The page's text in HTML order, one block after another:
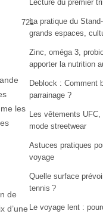
721
les
de
d’une
Lecture du premier
La pratique du
grands espaces,
Zinc, oméga 3,
apporter la nutrition
Deblock : Comment
parrainage ?
Les vêtements
mode streetwear
Astuces pratiques
voyage
Quelle surface
tennis ?
Le voyage lent :